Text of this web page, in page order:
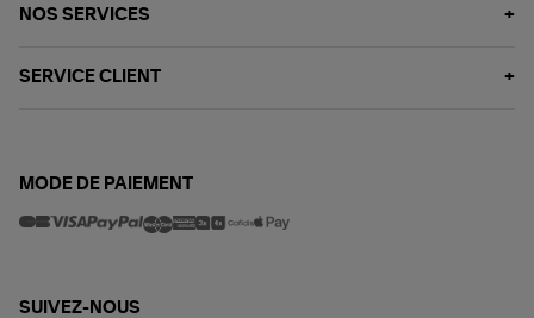
NOS SERVICES
SERVICE CLIENT
MODE DE PAIEMENT
SUIVEZ-NOUS